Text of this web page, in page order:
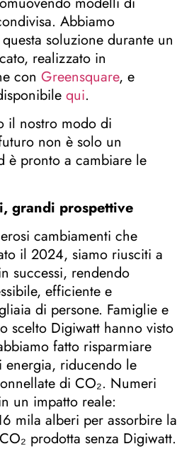
Abbiamo
soluzione durante un
realizzato in
conGreensquare, e
qui.
il nostro modo di
non è solo un
è pronto a cambiare le
grandi prospettive
cambiamenti che
il 2024, siamo riusciti a
successi, rendendo
efficiente e
di persone. Famiglie e
scelto Digiwatt hanno visto
fatto risparmiare
riducendo le
di CO₂. Numeri
un impatto reale:
mila alberi per assorbire la
prodotta senza Digiwatt.